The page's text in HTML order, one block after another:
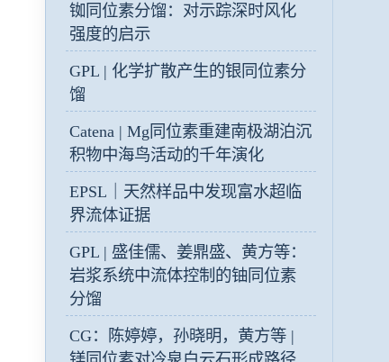
铷同位素分馏：对示踪深时风化
强度的启示
GPL | 化学扩散产生的银同位素分
馏
Catena | Mg同位素重建南极湖泊沉
积物中海鸟活动的千年演化
EPSL｜天然样品中发现富水超临
界流体证据
GPL | 盛佳儒、姜鼎盛、黄方等：
岩浆系统中流体控制的铀同位素
分馏
CG：陈婷婷，孙晓明，黄方等 |